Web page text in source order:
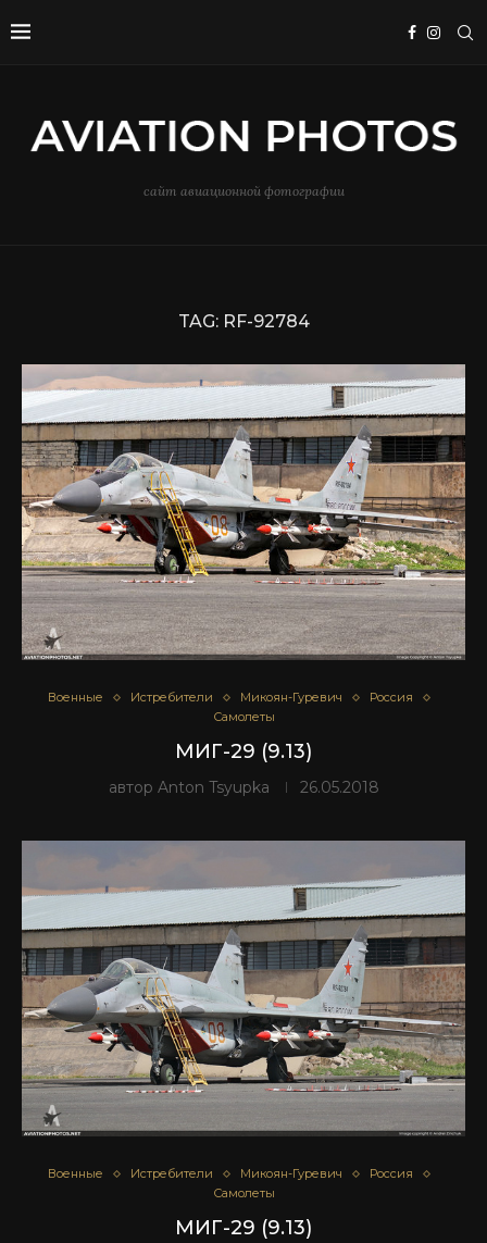
сайт авиационной фотографии
TAG: RF-92784
Военные Истребители Микоян-Гуревич
Россия
Самолеты
МИГ-29 (9.13)
автор Anton Tsyupka 26.05.2018
Военные Истребители Микоян-Гуревич
Россия
Самолеты
МИГ-29 (9.13)